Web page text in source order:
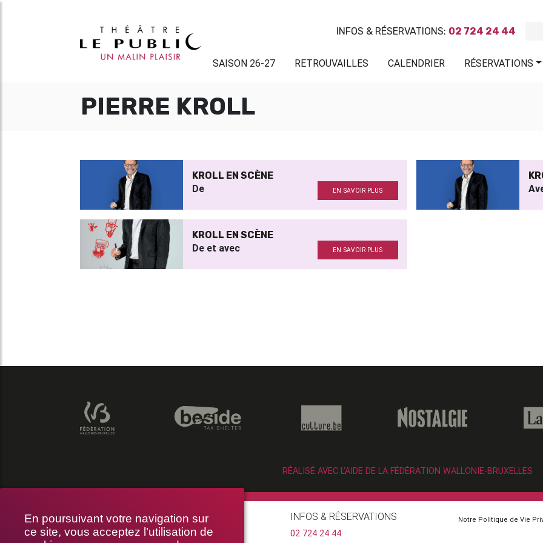
En poursuivant votre navigation sur
ce site, vous acceptez l’utilisation de
INFOS & RÉSERVATIONS: 02 724 24 44
SAISON 26-27 RETROUVAILLES CALENDRIER RÉSERVATIONS
PIERRE KROLL
KROLL EN SCÈNE
De EN SAVOIR PLUS
KROLL EN SCÈNE
De et avec EN SAVOIR PLUS
RÉALISÉ AVEC L’AIDE DE LA FÉDÉRATION WALLONIE-BRUXELLES
THÉÂTRE LE PUBLIC
RUE BRAEMT 64-70, 1210 BRUXELLES
INFOS & RÉSERVATIONS
02 724 24 44
Notre Politique de Vie